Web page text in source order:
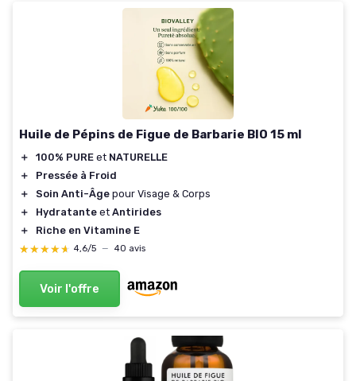
Huile de Pépins de Figue de Barbarie BIO 15 ml
＋ 100% PURE et NATURELLE
＋
Pressée à Froid
＋
Soin Anti-Âge pour Visage & Corps
＋
Hydratante et Antirides
＋
Riche en Vitamine E
★★★★★
★★★★★ 4,6/5 — 40 avis
Voir l'offre